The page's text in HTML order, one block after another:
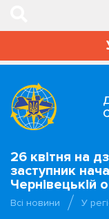
26 квітня на
заступник
Чернівецькій
Всі новини
У